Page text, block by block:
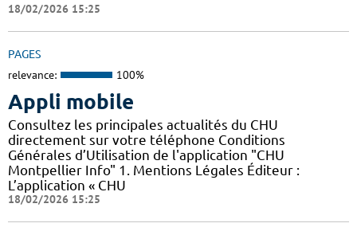
18/02/2026 15:25
PAGES
relevance: 100%
Appli mobile
Consultez les principales actualités du CHU
directement sur votre téléphone Conditions
Générales d’Utilisation de l'application "CHU
Montpellier Info" 1. Mentions Légales Éditeur :
L’application « CHU
18/02/2026 15:25